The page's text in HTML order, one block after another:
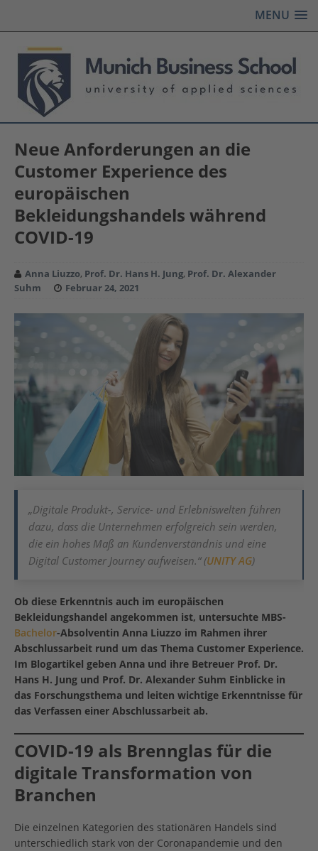
MENU
Neue Anforderungen an die
Customer Experience des
europäischen
Bekleidungshandels während
COVID-19
Anna Liuzzo, Prof. Dr. Hans H. Jung, Prof. Dr. Alexander
Suhm
Februar 24, 2021
„Digitale Produkt-, Service- und Erlebniswelten führen
dazu, dass die Unternehmen erfolgreich sein werden,
die ein hohes Maß an Kundenverständnis und eine
Digital Customer Journey aufweisen.“ (UNITY AG)
Ob diese Erkenntnis auch im europäischen
Bekleidungshandel angekommen ist, untersuchte MBS-
Bachelor-Absolventin Anna Liuzzo im Rahmen ihrer
Abschlussarbeit rund um das Thema Customer Experience.
Im Blogartikel geben Anna und ihre Betreuer Prof. Dr.
Hans H. Jung und Prof. Dr. Alexander Suhm Einblicke in
das Forschungsthema und leiten wichtige Erkenntnisse für
das Verfassen einer Abschlussarbeit ab.
COVID-19 als Brennglas für die
digitale Transformation von
Branchen
Die einzelnen Kategorien des stationären Handels sind
unterschiedlich stark von der Coronapandemie und den